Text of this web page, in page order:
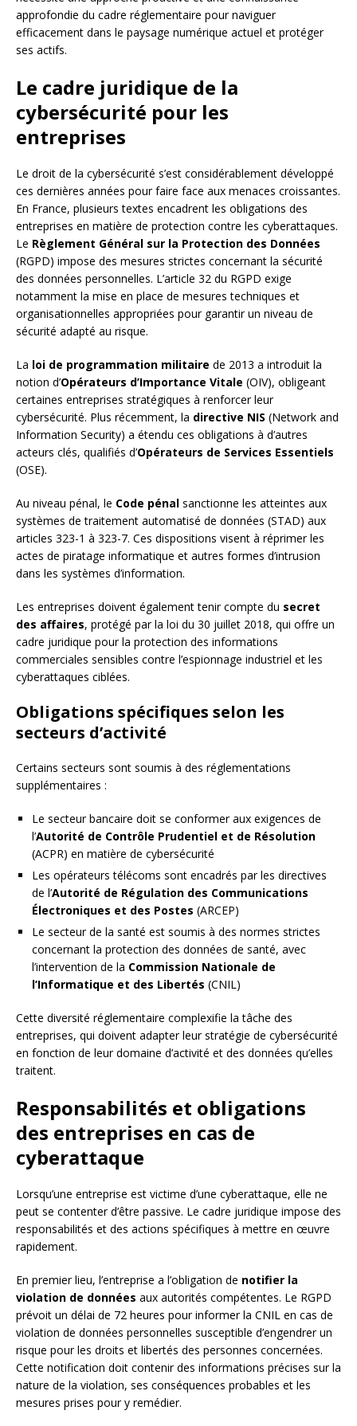
approfondie du cadre réglementaire pour naviguer
efficacement dans le paysage numérique actuel et protéger
ses actifs.
Le cadre juridique de la
cybersécurité pour les
entreprises
Le droit de la cybersécurité s’est considérablement développé
ces dernières années pour faire face aux menaces croissantes.
En France, plusieurs textes encadrent les obligations des
entreprises en matière de protection contre les cyberattaques.
Le Règlement Général sur la Protection des Données
(RGPD) impose des mesures strictes concernant la sécurité
des données personnelles. L’article 32 du RGPD exige
notamment la mise en place de mesures techniques et
organisationnelles appropriées pour garantir un niveau de
sécurité adapté au risque.
La loi de programmation militaire de 2013 a introduit la
notion d’Opérateurs d’Importance Vitale (OIV), obligeant
certaines entreprises stratégiques à renforcer leur
cybersécurité. Plus récemment, la directive NIS (Network and
Information Security) a étendu ces obligations à d’autres
acteurs clés, qualifiés d’Opérateurs de Services Essentiels
(OSE).
Au niveau pénal, le Code pénal sanctionne les atteintes aux
systèmes de traitement automatisé de données (STAD) aux
articles 323-1 à 323-7. Ces dispositions visent à réprimer les
actes de piratage informatique et autres formes d’intrusion
dans les systèmes d’information.
Les entreprises doivent également tenir compte du secret
des affaires, protégé par la loi du 30 juillet 2018, qui offre un
cadre juridique pour la protection des informations
commerciales sensibles contre l’espionnage industriel et les
cyberattaques ciblées.
Obligations spécifiques selon les
secteurs d’activité
Certains secteurs sont soumis à des réglementations
supplémentaires :
Le secteur bancaire doit se conformer aux exigences de
l’Autorité de Contrôle Prudentiel et de Résolution
(ACPR) en matière de cybersécurité
Les opérateurs télécoms sont encadrés par les directives
de l’Autorité de Régulation des Communications
Électroniques et des Postes (ARCEP)
Le secteur de la santé est soumis à des normes strictes
concernant la protection des données de santé, avec
l’intervention de la Commission Nationale de
l’Informatique et des Libertés (CNIL)
Cette diversité réglementaire complexifie la tâche des
entreprises, qui doivent adapter leur stratégie de cybersécurité
en fonction de leur domaine d’activité et des données qu’elles
traitent.
Responsabilités et obligations
des entreprises en cas de
cyberattaque
Lorsqu’une entreprise est victime d’une cyberattaque, elle ne
peut se contenter d’être passive. Le cadre juridique impose des
responsabilités et des actions spécifiques à mettre en œuvre
rapidement.
En premier lieu, l’entreprise a l’obligation de notifier la
violation de données aux autorités compétentes. Le RGPD
prévoit un délai de 72 heures pour informer la CNIL en cas de
violation de données personnelles susceptible d’engendrer un
risque pour les droits et libertés des personnes concernées.
Cette notification doit contenir des informations précises sur la
nature de la violation, ses conséquences probables et les
mesures prises pour y remédier.